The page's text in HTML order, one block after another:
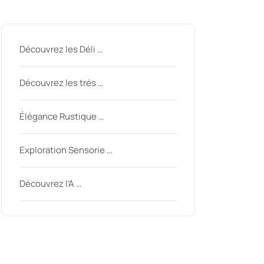
Découvrez les Déli …
Découvrez les trés …
Élégance Rustique …
Exploration Sensorie …
Découvrez l’A …